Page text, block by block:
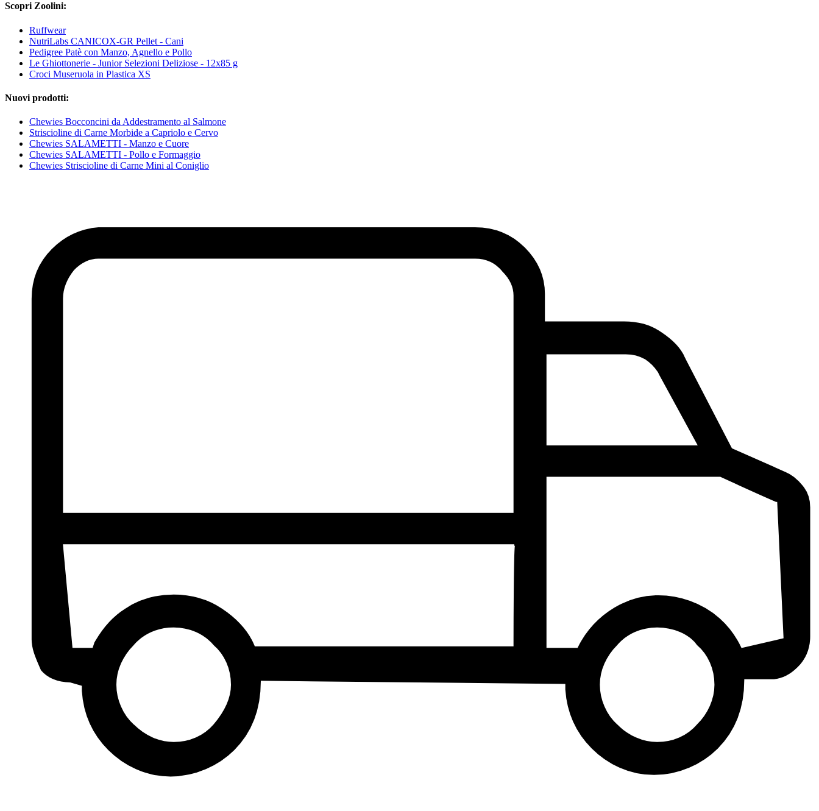
Scopri Zoolini:
Ruffwear
NutriLabs CANICOX-GR Pellet - Cani
Pedigree Patè con Manzo, Agnello e Pollo
Le Ghiottonerie - Junior Selezioni Deliziose - 12x85 g
Croci Museruola in Plastica XS
Nuovi prodotti:
Chewies Bocconcini da Addestramento al Salmone
Striscioline di Carne Morbide a Capriolo e Cervo
Chewies SALAMETTI - Manzo e Cuore
Chewies SALAMETTI - Pollo e Formaggio
Chewies Striscioline di Carne Mini al Coniglio